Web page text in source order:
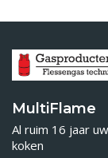
MultiFlame
Al ruim 16 jaar
koken